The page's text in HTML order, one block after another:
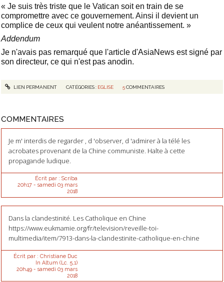
« Je suis très triste que le Vatican soit en train de se
compromettre avec ce gouvernement. Ainsi il devient un
complice de ceux qui veulent notre anéantissement. »
Addendum
Je n'avais pas remarqué que l'article d'AsiaNews est signé par
son directeur, ce qui n'est pas anodin.
LIEN PERMANENT CATÉGORIES : EGLISE 5COMMENTAIRES
COMMENTAIRES
Je m' interdis de regarder , d 'observer, d 'admirer à la télé les
acrobates provenant de la Chine communiste. Halte à cette
propagande ludique.
Écrit par : Scriba
20h17- samedi 03 mars
2018
Dans la clandestinité. Les Catholique en Chine
https://www.eukmamie.org/fr/television/reveille-toi-
multimedia/item/7913-dans-la-clandestinite-catholique-en-chine
Écrit par : Christiane Duc
In Altum (Lc. 5,1)
20h49- samedi 03 mars
2018